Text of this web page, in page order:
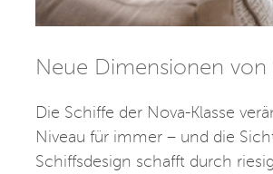
Neue Dimensionen von
Die Schiffe der Nova-Klasse
Niveau für immer – und die
Schiffsdesign schafft durch